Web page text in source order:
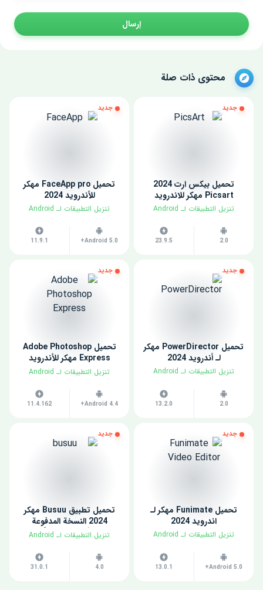
إرسال
محتوى ذات صلة
جديد
تحميل بيكس ارت 2024
Picsart مهكر للاندرويد
​تنزيل التطبيقات لـ ​Android
2.0
23.9.5
جديد
تحميل FaceApp pro مهكر
للأندرويد 2024
​تنزيل التطبيقات لـ ​Android
Android 5.0+
11.9.1
جديد
تحميل PowerDirector مهكر
لـ أندرويد 2024
​تنزيل التطبيقات لـ ​Android
2.0
13.2.0
جديد
تحميل Adobe Photoshop
Express مهكر للأندرويد
2024
​تنزيل التطبيقات لـ ​Android
Android 4.4+
11.4.162
جديد
تحميل Funimate مهكر لـ
اندرويد 2024
​تنزيل التطبيقات لـ ​Android
Android 5.0+
13.0.1
جديد
تحميل تطبيق Busuu مهكر
2024 النسخة المدفوعة
للأندرويد مجاناً
​تنزيل التطبيقات لـ ​Android
4.0
31.0.1